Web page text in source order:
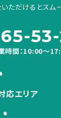
ただけるとスムー
時間：10:00～
応エリア